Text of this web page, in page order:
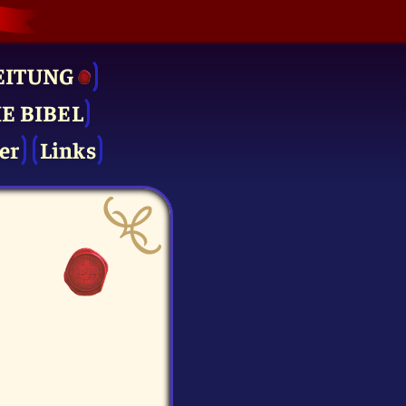
BIBEL
Links